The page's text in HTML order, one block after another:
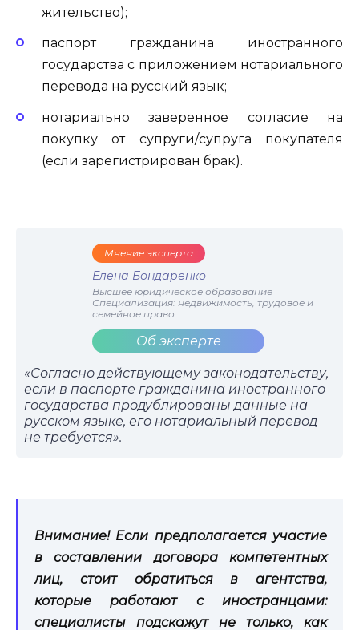
жительство);
паспорт гражданина иностранного
государства с приложением нотариального
перевода на русский язык;
нотариально заверенное согласие на
покупку от супруги/супруга покупателя
(если зарегистрирован брак).
Мнение эксперта
Елена Бондаренко
Высшее юридическое образование
Специализация: недвижимость, трудовое и
семейное право
Об эксперте
«Согласно действующему законодательству,
если в паспорте гражданина иностранного
государства продублированы данные на
русском языке, его нотариальный перевод
не требуется».
Внимание! Если предполагается участие
в составлении договора компетентных
лиц, стоит обратиться в агентства,
которые работают с иностранцами:
специалисты подскажут не только, как